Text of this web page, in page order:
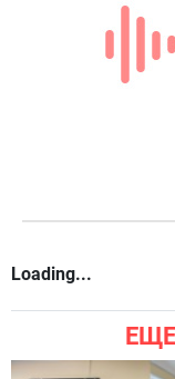
Loading...
ЕЩЕ